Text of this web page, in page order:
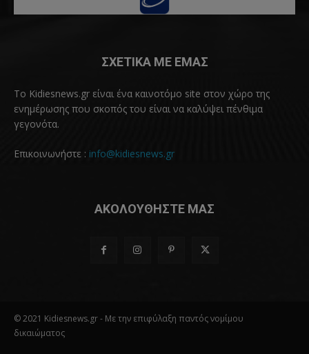
ΣΧΕΤΙΚΑ ΜΕ ΕΜΑΣ
Το Kidiesnews.gr είναι ένα καινοτόμο site στον χώρο της
ενημέρωσης που σκοπός του είναι να καλύψει πένθιμα
γεγονότα.
Επικοινωνήστε : info@kidiesnews.gr
ΑΚΟΛΟΥΘΗΣΤΕ ΜΑΣ
© 2021 Kidiesnews.gr - Με την επιφύλαξη παντός νομίμου
δικαιώματος